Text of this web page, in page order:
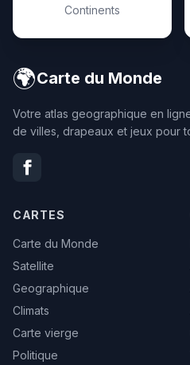
Continents
🌍Carte du Monde
Votre atlas geographique en
de villes, drapeaux et jeux pour
CARTES
Carte du Monde
Satellite
Geographique
Climats
Carte vierge
Politique